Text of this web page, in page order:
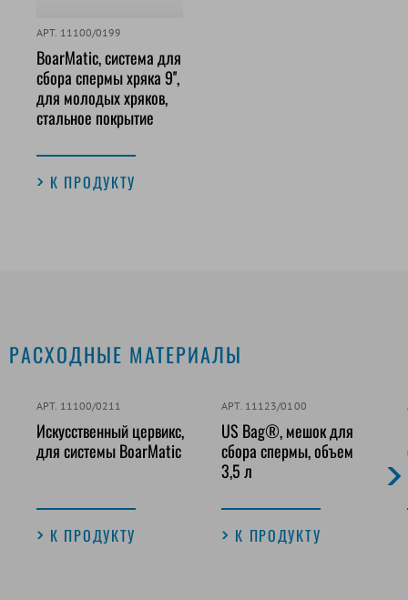
АРТ. 11100/0199
BoarMatic, система для
сбора спермы хряка 9'',
для молодых хряков,
стальное покрытие
К ПРОДУКТУ
РАСХОДНЫЕ МАТЕРИАЛЫ
АРТ. 11100/0211
Искусственный цервикс,
для системы BoarMatic
К ПРОДУКТУ
АРТ. 11123/0100
US Bag®, мешок для
сбора спермы, объем
3,5 л
К ПРОДУКТУ